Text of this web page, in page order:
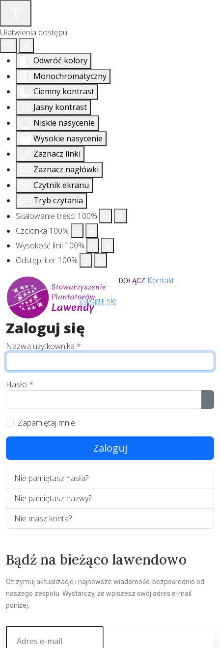
Ułatwienia dostępu
Odwróć kolory
Monochromatyczny
Ciemny kontrast
Jasny kontrast
Niskie nasycenie
Wysokie nasycenie
Zaznacz linki
Zaznacz nagłówki
Czytnik ekranu
Tryb czytania
Skalowanie treści 100%
Czcionka 100%
Wysokość linii 100%
Odstęp liter 100%
DOŁĄCZ Kontakt
Zaloguj się
Zaloguj się
Nazwa użytkownika *
Hasło *
Zapamiętaj mnie
Zaloguj
Nie pamiętasz hasła?
Nie pamiętasz nazwy?
Nie masz konta?
Bądź na bieżąco lawendowo
Otrzymuj aktualizacje i najnowsze wiadomości bezpośrednio od
naszego zespołu. Wystarczy, że wpiszesz swój adres e-mail
poniżej: